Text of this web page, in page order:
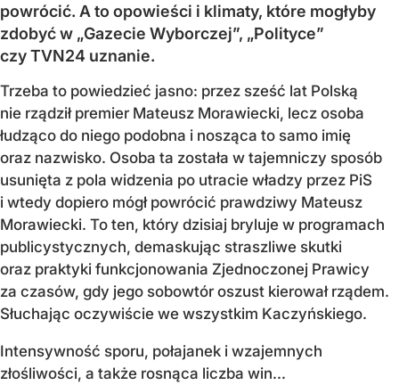
powrócić. A to opowieści i klimaty, które mogłyby
zdobyć w „Gazecie Wyborczej”, „Polityce”
czy TVN24 uznanie.
Trzeba to powiedzieć jasno: przez sześć lat Polską
nie rządził premier Mateusz Morawiecki, lecz osoba
łudząco do niego podobna i nosząca to samo imię
oraz nazwisko. Osoba ta została w tajemniczy sposób
usunięta z pola widzenia po utracie władzy przez PiS
i wtedy dopiero mógł powrócić prawdziwy Mateusz
Morawiecki. To ten, który dzisiaj bryluje w programach
publicystycznych, demaskując straszliwe skutki
oraz praktyki funkcjonowania Zjednoczonej Prawicy
za czasów, gdy jego sobowtór oszust kierował rządem.
Słuchając oczywiście we wszystkim Kaczyńskiego.
Intensywność sporu, połajanek i wzajemnych
złośliwości, a także rosnąca liczba win...